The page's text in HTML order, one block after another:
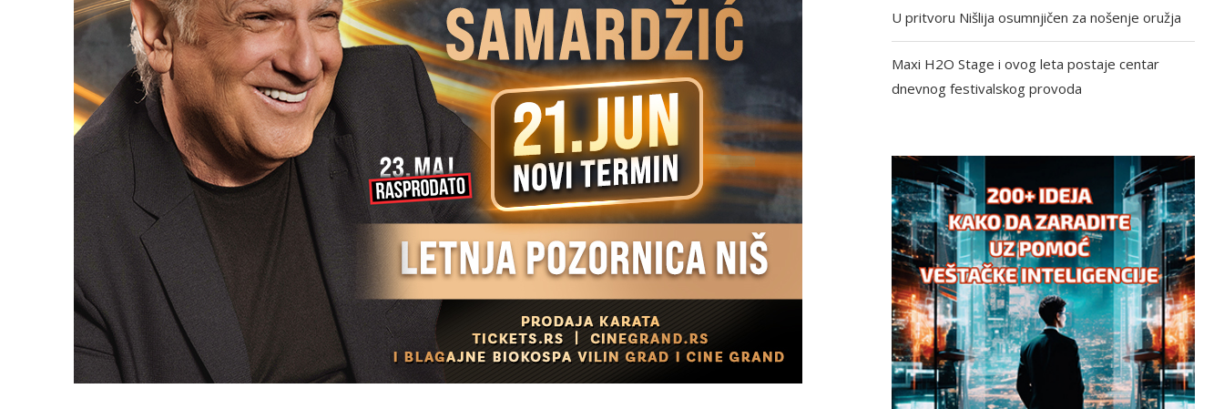
U pritvoru Nišlija osumnjičen za nošenje oružja
Maxi H2O Stage i ovog leta postaje centar
dnevnog festivalskog provoda